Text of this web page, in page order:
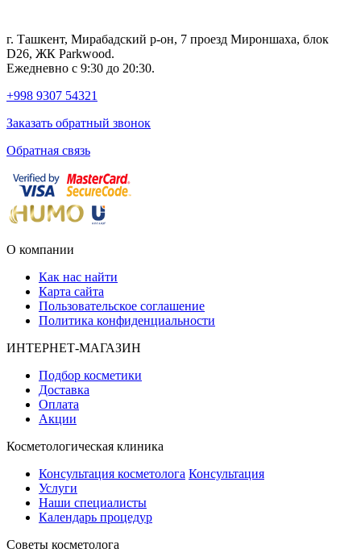
г. Ташкент, Мирабадский р-он, 7 проезд Мироншаха, блок
D26, ЖК Раrkwood.
Ежедневно с 9:30 до 20:30.
+998 9307 54321
Заказать обратный звонок
Обратная связь
О компании
Как нас найти
Карта сайта
Пользовательское соглашение
Политика конфиденциальности
ИНТЕРНЕТ-МАГАЗИН
Подбор косметики
Доставка
Оплата
Акции
Косметологическая клиника
Консультация косметолога Консультация
Услуги
Наши специалисты
Календарь процедур
Cоветы косметолога